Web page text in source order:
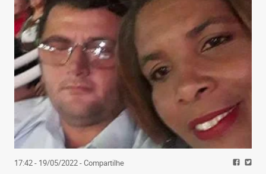
17:42 - 19/05/2022- Compartilhe